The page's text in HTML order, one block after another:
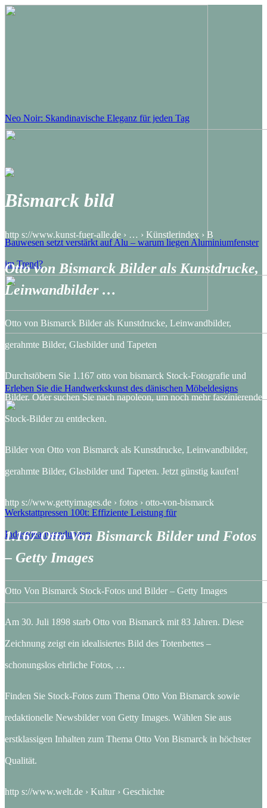
Neo Noir: Skandinavische Eleganz für jeden Tag
Bauwesen setzt verstärkt auf Alu – warum liegen Aluminiumfenster
im Trend?
Erleben Sie die Handwerkskunst des dänischen Möbeldesigns
Werkstattpressen 100t: Effiziente Leistung für
Industrieanwendungen
Bismarck bild
http s://www.kunst-fuer-alle.de › … › Künstlerindex › B
Otto von Bismarck Bilder als Kunstdrucke,
Leinwandbilder …
Otto von Bismarck Bilder als Kunstdrucke, Leinwandbilder,
gerahmte Bilder, Glasbilder und Tapeten
Durchstöbern Sie 1.167 otto von bismarck Stock-Fotografie und
Bilder. Oder suchen Sie nach napoleon, um noch mehr faszinierende
Stock-Bilder zu entdecken.
Bilder von Otto von Bismarck als Kunstdrucke, Leinwandbilder,
gerahmte Bilder, Glasbilder und Tapeten. Jetzt günstig kaufen!
http s://www.gettyimages.de › fotos › otto-von-bismarck
1.167 Otto Von Bismarck Bilder und Fotos
– Getty Images
Otto Von Bismarck Stock-Fotos und Bilder – Getty Images
Am 30. Juli 1898 starb Otto von Bismarck mit 83 Jahren. Diese
Zeichnung zeigt ein idealisiertes Bild des Totenbettes –
schonungslos ehrliche Fotos, …
Finden Sie Stock-Fotos zum Thema Otto Von Bismarck sowie
redaktionelle Newsbilder von Getty Images. Wählen Sie aus
erstklassigen Inhalten zum Thema Otto Von Bismarck in höchster
Qualität.
http s://www.welt.de › Kultur › Geschichte